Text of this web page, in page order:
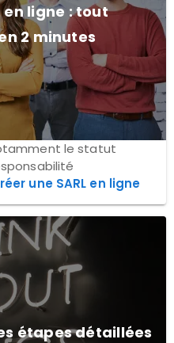
en ligne : tout
2 minutes
le statut
une SARL en ligne
étapes détaillées